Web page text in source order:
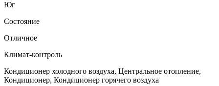
Юг
Состояние
Отличное
Климат-контроль
Кондиционер холодного воздуха, Центральное отопление,
Кондиционер, Кондиционер горячего воздуха